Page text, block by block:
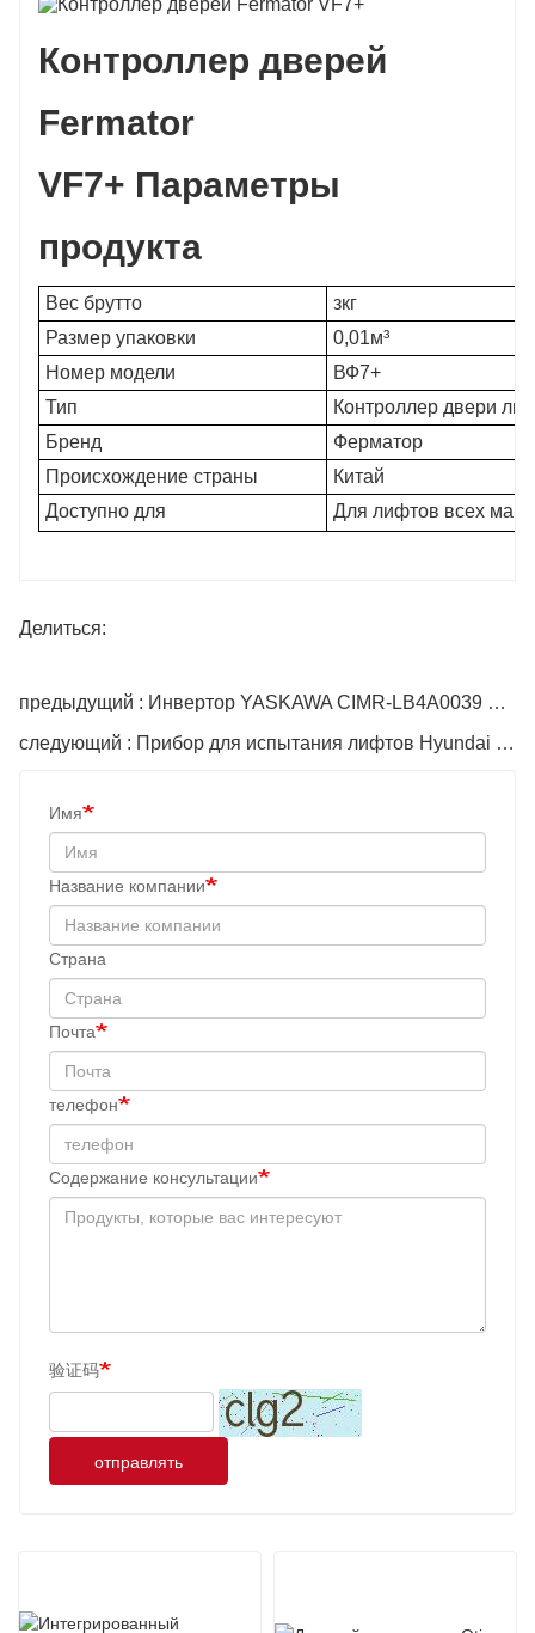
Контроллер дверей
Fermator
VF7+ Параметры
продукта
Вес брутто
зкг
Размер упаковки
0,01м³
Номер модели
ВФ7+
Тип
Контроллер двери
Бренд
Ферматор
Происхождение страны
Китай
Доступно для
Для лифтов всех
Делиться:
предыдущий : Инвертор YASKAWA CIMR-LB4A0039 L1000A 18,5 кВт
следующий : Прибор для испытания лифтов Hyundai HHT-2000
Имя
Название компании
Cтрана
Почта
телефон
Содержание консультации
验证码
отправлять